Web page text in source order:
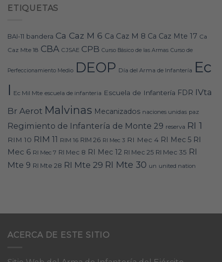
ETIQUETAS
BAI-11 bandera Ca Caz M 6 Ca Caz M 8 Ca Caz Mte 17 Ca
Caz Mte 18 CBA CJSAE CPB Curso Básico de las Armas Curso de
Perfeccionamiento Medio DEOP Día del Arma de Infantería Ec
I Ec Mil Mte escuela de infanteria Escuela de Infantería FDR IVta
Br Aerot Malvinas Mecanizados naciones unidas paz
Regimiento de Infantería de Monte 29 reserva RI 1
RIM 10 RIM 11 RIM 16 RIM 26 RI Mec 3 RI Mec 4 RI Mec 5 RI
Mec 6 RI Mec 7 RI Mec 8 RI Mec 12 RI Mec 25 RI Mec 35 RI
Mte 9 RI Mte 28 RI Mte 29 RI Mte 30 un united nation
ACERCA DE ESTE SITIO